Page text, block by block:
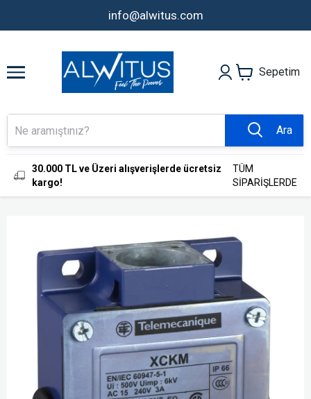
info@alwitus.com
Sepetim
Ara
30.000 TL ve Üzeri alışverişlerde ücretsiz
kargo!
TÜM
SİPARİŞLERDE